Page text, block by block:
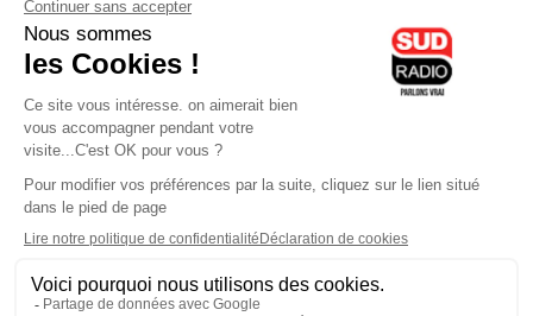
lyoncapitale.fr
olympique-et-lyonnais.com
L'application Iphone / Android
Téléchargez l'application
Les cookies
Gestion des cookies